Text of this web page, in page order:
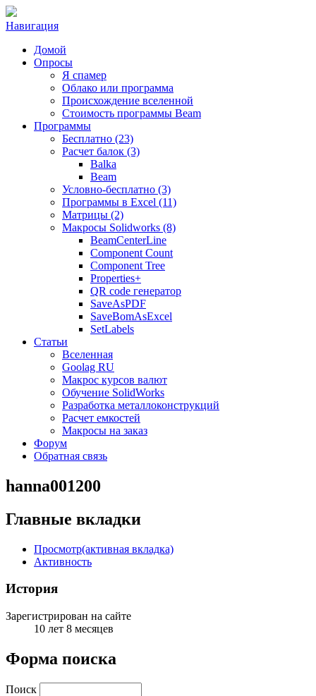
Навигация
Домой
Опросы
Я спамер
Облако или программа
Происхождение вселенной
Стоимость программы Beam
Программы
Бесплатно (23)
Расчет балок (3)
Balka
Beam
Условно-бесплатно (3)
Программы в Excel (11)
Матрицы (2)
Макросы Solidworks (8)
BeamCenterLine
Component Count
Component Tree
Properties+
QR code генератор
SaveAsPDF
SaveBomAsExcel
SetLabels
Статьи
Вселенная
Goolag RU
Макрос курсов валют
Обучение SolidWorks
Разработка металлоконструкций
Расчет емкостей
Макросы на заказ
Форум
Обратная связь
hanna001200
Главные вкладки
Просмотр(активная вкладка)
Активность
История
Зарегистрирован на сайте
10 лет 8 месяцев
Форма поиска
Поиск